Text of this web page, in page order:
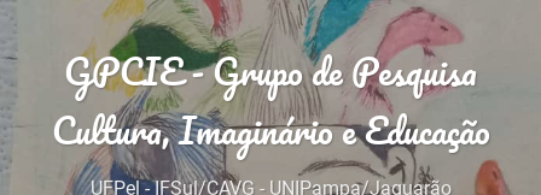
GPCIE - Grupo de Pesquisa
Cultura, Imaginário e Educação
UFPel - IFSul/CAVG - UNIPampa/Jaguarão